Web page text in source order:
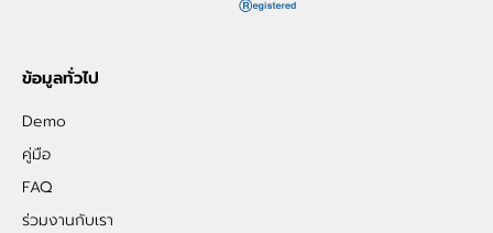
ข้อมูลทั่วไป
Demo
คู่มือ
FAQ
ร่วมงานกับเรา